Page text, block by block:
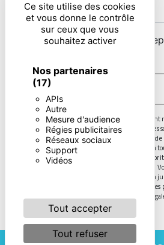
Ce site utilise des cookies
et vous donne le contrôle
sur ceux que vous
souhaitez activer
Nos partenaires
(17)
APIs
Autre
Mesure d'audience
Régies publicitaires
Réseaux sociaux
Support
Vidéos
Tout accepter
Tout refuser
En cochant cette case,
** Les données personnelles communiquées sont
contacter. Elles sont destinées à l'entreprise et
de droits d’accès, de rectification, d’effacement,
d’opposition, de retrait de votre consentement
d’introduire une réclamation auprès d’une
d’organiser le sort de vos données post-mortem.
par voie postale ou par courrier électronique.
vous être demandé. Nous conservons vos
contact puis pendant la durée de prescription
gestion des contentieux.